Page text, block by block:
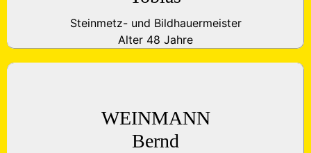
Steinmetz- und Bildhauermeister
Alter 48 Jahre
WEINMANN
Bernd